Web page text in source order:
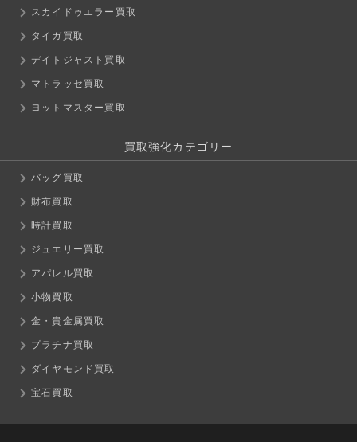
スカイドゥエラー買取
タイガ買取
デイトジャスト買取
マトラッセ買取
ヨットマスター買取
買取強化カテゴリー
バッグ買取
財布買取
時計買取
ジュエリー買取
アパレル買取
小物買取
金・貴金属買取
プラチナ買取
ダイヤモンド買取
宝石買取